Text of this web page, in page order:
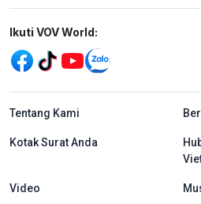
Mạng xã hội
Ikuti VOV World:
menu footer tiếng
Tentang Kami
Kotak Surat Anda
Video